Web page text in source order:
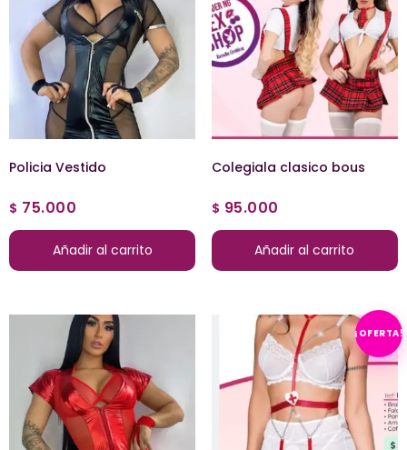
Policia Vestido
$ 75.000
Añadir al carrito
Colegiala clasico bous
$ 95.000
Añadir al carrito
¡OFERTA!